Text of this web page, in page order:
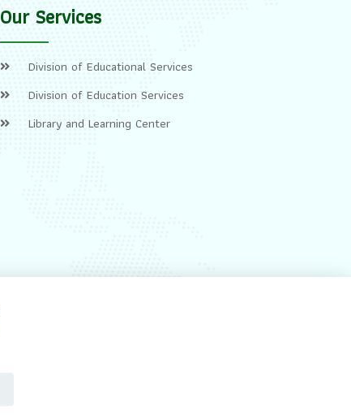
Our Services
Division of Educational Services
Division of Education Services
Library and Learning Center